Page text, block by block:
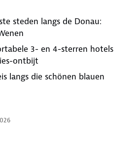
steden langs de Donau:
3- en 4-sterren hotels
ontbijt
langs die schönen blauen